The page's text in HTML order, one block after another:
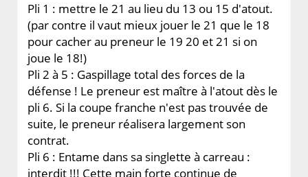
Pli 1 : mettre le 21 au lieu du 13 ou 15 d'atout.
(par contre il vaut mieux jouer le 21 que le 18
pour cacher au preneur le 19 20 et 21 si on
joue le 18!)
Pli 2 à 5 : Gaspillage total des forces de la
défense ! Le preneur est maître à l'atout dès le
pli 6. Si la coupe franche n'est pas trouvée de
suite, le preneur réalisera largement son
contrat.
Pli 6 : Entame dans sa singlette à carreau :
interdit !!! Cette main forte continue de